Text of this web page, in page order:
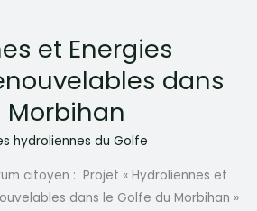
et Energies
dans
Morbihan
hydroliennes du Golfe
citoyen : Projet « Hydroliennes et
dans le Golfe du Morbihan »